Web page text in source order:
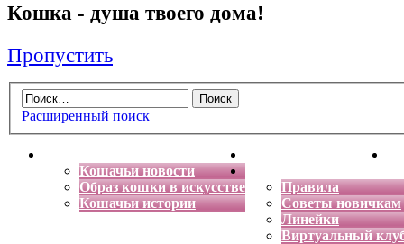
Кошка - душа твоего дома!
Пропустить
Расширенный поиск
Кошачьи новости
Образ кошки в искусстве
Кошачьи истории
Энциклопедия кошек
Правила
Советы новичкам
Линейки
Виртуальный